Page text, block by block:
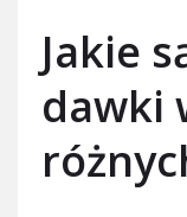
Jakie
dawki